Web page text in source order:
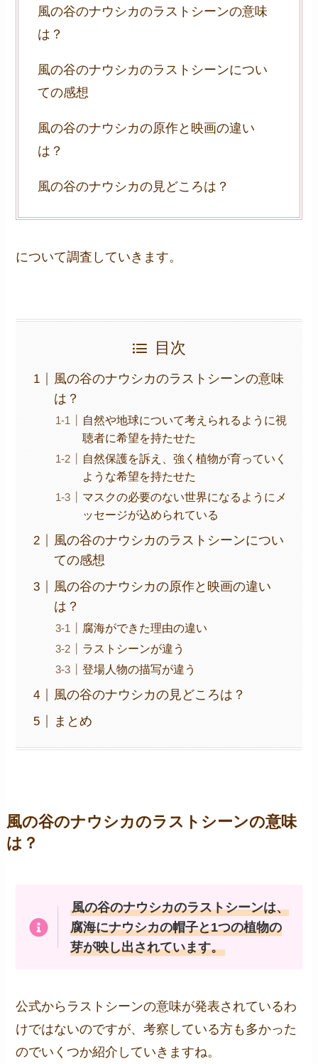
風の谷のナウシカのラストシーンの意味
は？
風の谷のナウシカのラストシーンについ
ての感想
風の谷のナウシカの原作と映画の違い
は？
風の谷のナウシカの見どころは？
について調査していきます。
目次
風の谷のナウシカのラストシーンの意味
は？
自然や地球について考えられるように視
聴者に希望を持たせた
自然保護を訴え、強く植物が育っていく
ような希望を持たせた
マスクの必要のない世界になるようにメ
ッセージが込められている
風の谷のナウシカのラストシーンについ
ての感想
風の谷のナウシカの原作と映画の違い
は？
腐海ができた理由の違い
ラストシーンが違う
登場人物の描写が違う
風の谷のナウシカの見どころは？
まとめ
風の谷のナウシカのラストシーンの意味
は？
風の谷のナウシカのラストシーンは、
腐海にナウシカの帽子と1つの植物の
芽が映し出されています。
公式からラストシーンの意味が発表されているわ
けではないのですが、考察している方も多かった
のでいくつか紹介していきますね。